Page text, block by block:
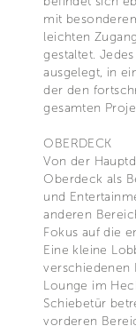
mit
leichten
gestaltet.
ausgelegt, in
der den
gesamten
OBERDECK
Von der
Oberdeck als
und
anderen
Fokus auf die
Eine kleine
verschiedenen
Lounge im
Schiebetür
vorderen